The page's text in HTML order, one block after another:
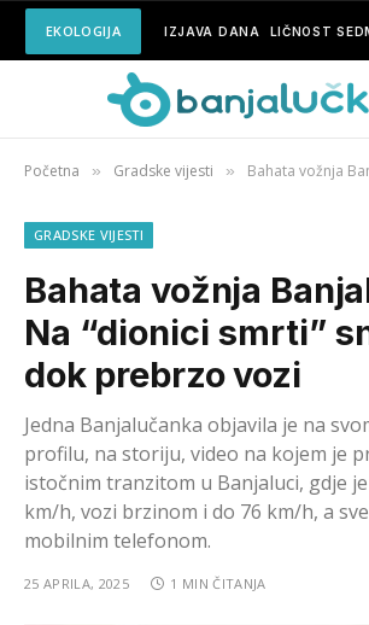
EKOLOGIJA IZJAVA DANA LIČNOST
Početna » Gradske vijesti » Bahata vožnja Banjalučanke: Na
GRADSKE VIJESTI
Bahata vožnja
Na “dionici smrti”
dok prebrzo vozi
Jedna Banjalučanka objavila je na
profilu, na storiju, video na kojem je
istočnim tranzitom u Banjaluci, gdje
km/h, vozi brzinom i do 76 km/h, a
mobilnim telefonom.
25 APRILA, 2025 1 MIN ČITANJA